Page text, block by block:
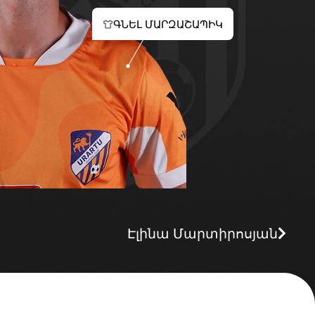
ԳՆԵԼ ՄԱՐԶԱՇԱՊԻԿ
Էլինա Մարտիրոսյան